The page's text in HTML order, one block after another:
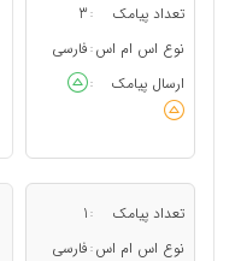
تعداد پیامک :
3
نوع اس ام اس : فارسی
ارسال پیامک
:
تعداد پیامک :
1
نوع اس ام اس : فارسی